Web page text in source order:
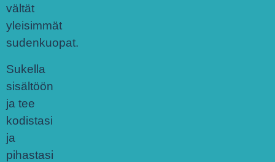
vältät
yleisimmät
sudenkuopat.
Sukella
sisältöön
ja tee
kodistasi
ja
pihastasi